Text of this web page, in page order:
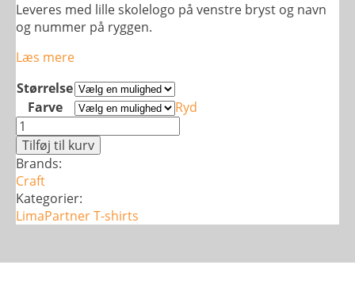
Leveres med lille skolelogo på venstre bryst og navn
og nummer på ryggen.
Læs mere
Størrelse
Farve
Ryd
Udebanetrøje
Active
Tee
-
Dame
antal
Tilføj til kurv
Brands:
Craft
Kategorier:
LimaPartnerT-shirts